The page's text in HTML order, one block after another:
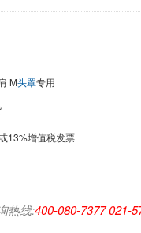
M头罩专用
13%增值税发票
热线:400-080-7377 021-